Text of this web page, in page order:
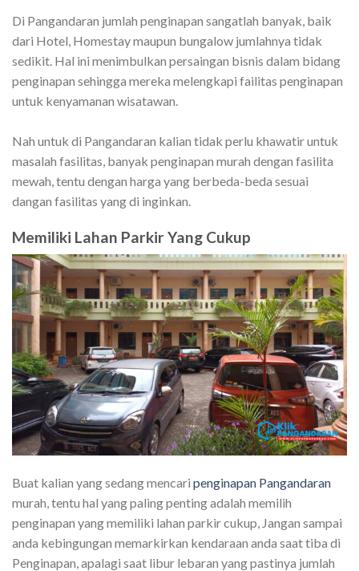
Di Pangandaran jumlah penginapan sangatlah banyak, baik
dari Hotel, Homestay maupun bungalow jumlahnya tidak
sedikit. Hal ini menimbulkan persaingan bisnis dalam bidang
penginapan sehingga mereka melengkapi failitas penginapan
untuk kenyamanan wisatawan.
Nah untuk di Pangandaran kalian tidak perlu khawatir untuk
masalah fasilitas, banyak penginapan murah dengan fasilita
mewah, tentu dengan harga yang berbeda-beda sesuai
dangan fasilitas yang di inginkan.
Memiliki Lahan Parkir Yang Cukup
Buat kalian yang sedang mencari penginapan Pangandaran
murah, tentu hal yang paling penting adalah memilih
penginapan yang memiliki lahan parkir cukup, Jangan sampai
anda kebingungan memarkirkan kendaraan anda saat tiba di
Penginapan, apalagi saat libur lebaran yang pastinya jumlah